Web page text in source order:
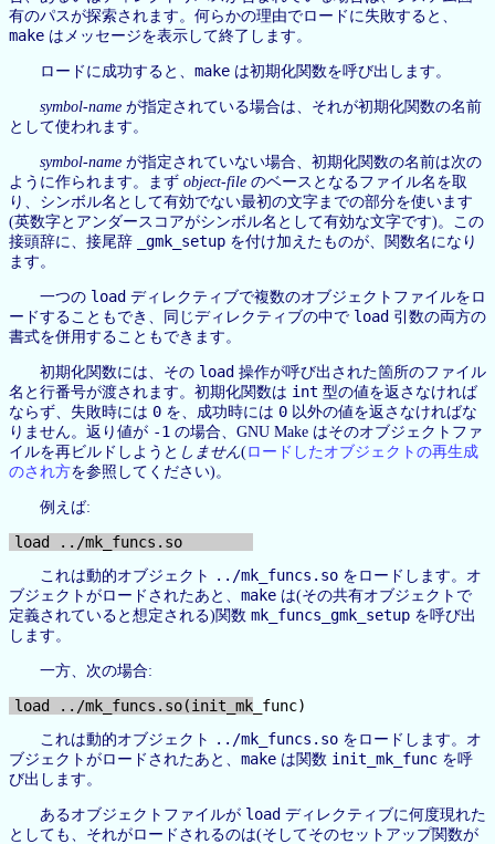
有のパスが探索されます。何らかの理由でロードに失敗すると、
make はメッセージを表示して終了します。
ロードに成功すると、 make は初期化関数を呼び出します。
symbol-name が指定されている場合は、それが初期化関数の名前
として使われます。
symbol-name が指定されていない場合、初期化関数の名前は次の
ように作られます。まず object-file のベースとなるファイル名を取
り、シンボル名として有効でない最初の文字までの部分を使います
(英数字とアンダースコアがシンボル名として有効な文字です)。この
接頭辞に、接尾辞
_gmk_setup を付け加えたものが、関数名になり
ます。
一つの load ディレクティブで複数のオブジェクトファイルをロ
ードすることもでき、同じディレクティブの中で load 引数の両方の
書式を併用することもできます。
初期化関数には、その load 操作が呼び出された箇所のファイル
名と行番号が渡されます。初期化関数は int 型の値を返さなければ
ならず、失敗時には 0 を、成功時には 0 以外の値を返さなければな
りません。返り値が -1 の場合、GNU Make はそのオブジェクトファ
イルを再ビルドしようと しません(ロードしたオブジェクトの再生成
のされ方を参照してください)。
例えば:
これは動的オブジェクト ../mk_funcs.so をロードします。オ
ブジェクトがロードされたあと、 make は(その共有オブジェクトで
定義されていると想定される)関数 mk_funcs_gmk_setup を呼び出
します。
一方、次の場合:
これは動的オブジェクト ../mk_funcs.so をロードします。オ
ブジェクトがロードされたあと、 make は関数 init_mk_func を呼
び出します。
あるオブジェクトファイルが load ディレクティブに何度現れた
としても、それがロードされるのは(そしてそのセットアップ関数が